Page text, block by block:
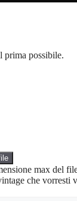
prima possibile.
max del
che vorresti